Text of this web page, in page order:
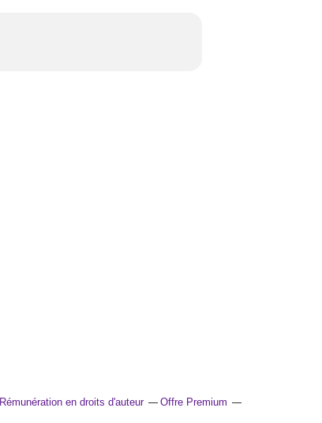
Rémunération en droits d'auteur
Offre Premium